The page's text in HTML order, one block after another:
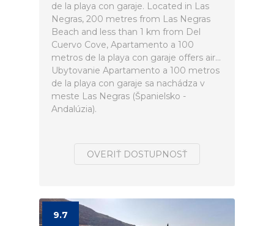
de la playa con garaje. Located in Las
Negras, 200 metres from Las Negras
Beach and less than 1 km from Del
Cuervo Cove, Apartamento a 100
metros de la playa con garaje offers air...
Ubytovanie Apartamento a 100 metros
de la playa con garaje sa nachádza v
meste Las Negras (Španielsko -
Andalúzia).
OVERIŤ DOSTUPNOSŤ
9.7